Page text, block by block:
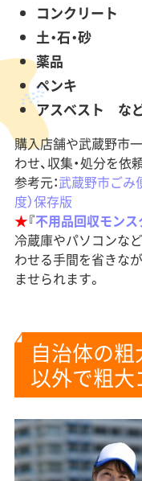
コンクリート
土・石・砂
薬品
ペンキ
アスベスト な
購入店舗や武蔵野市
わせ、収集・処分を依
参考元：武蔵野市ごみ
度）保存版
★『不用品回収モンス
冷蔵庫やパソコンな
わせる手間を省きな
ませられます。
自治体の
以外で粗